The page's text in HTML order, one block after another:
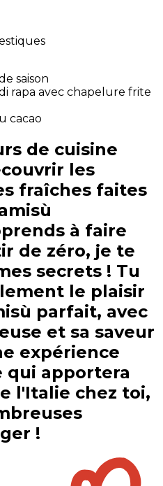
saison
rapa avec chapelure frite
cacao
de cuisine
les
fraîches faites
à faire
de zéro, je te
secrets ! Tu
le plaisir
parfait, avec
et sa saveur
expérience
qui apportera
l'Italie chez toi,
!